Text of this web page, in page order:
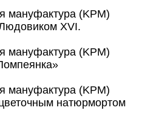
мануфактура (KPM)
XVI.
мануфактура (KPM)
мануфактура (KPM)
натюрмортом